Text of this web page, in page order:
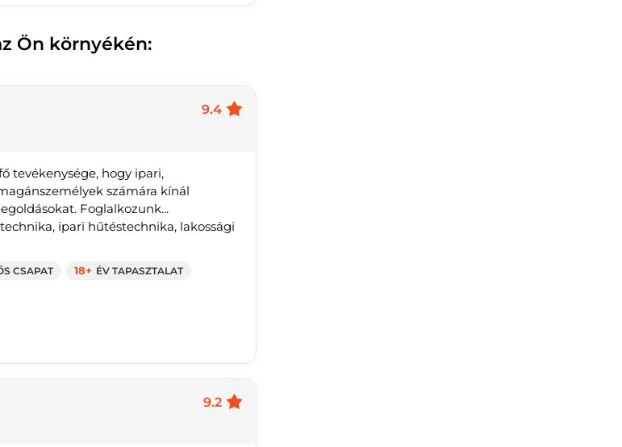
Ön környékén:
9.4
tevékenysége, hogy ipari,
számára kínál
Foglalkozunk...
ipari hűtéstechnika, lakossági
CSAPAT 18+ ÉV TAPASZTALAT
9.2